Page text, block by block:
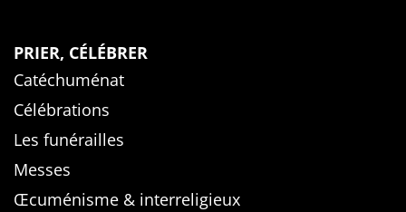
PRIER, CÉLÉBRER
Catéchuménat
Célébrations
Les funérailles
Messes
Œcuménisme & interreligieux